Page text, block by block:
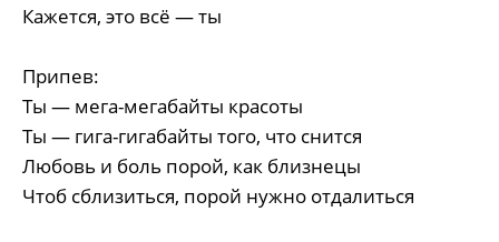
Кажется, это всё — ты
Припев:
Ты — мега-мегабайты красоты
Ты — гига-гигабайты того, что снится
Любовь и боль порой, как близнецы
Чтоб сблизиться, порой нужно отдалиться